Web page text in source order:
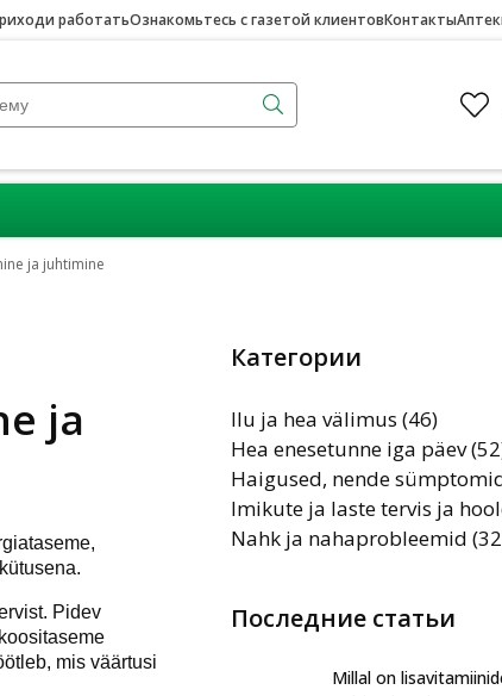
работатьОзнакомьтесь с газетой клиентовКонтакты
ja juhtimine
ja
Pidev
mis väärtusi
Категории
Ilu ja hea välimus (46)
Hea enesetunne iga päev
Haigused, nende
Imikute ja laste tervis ja
Nahk ja nahaprobleemid
Последние статьи
Millal on